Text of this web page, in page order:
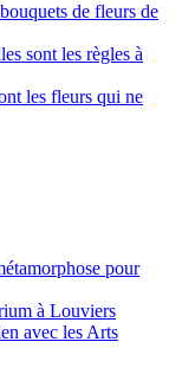
de fleurs de
sont les règles à
les fleurs qui ne
pour
à Louviers
avec les Arts